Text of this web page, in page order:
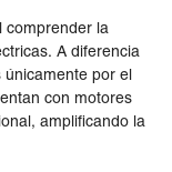
comprender la
A diferencia
por el
con motores
amplificando la